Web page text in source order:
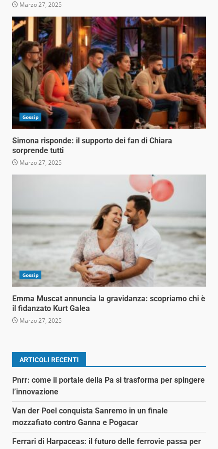
Marzo 27, 2025
Gossip
Simona risponde: il supporto dei fan di Chiara
sorprende tutti
Marzo 27, 2025
Gossip
Emma Muscat annuncia la gravidanza: scopriamo chi è
il fidanzato Kurt Galea
Marzo 27, 2025
ARTICOLI RECENTI
Pnrr: come il portale della Pa si trasforma per spingere
l’innovazione
Van der Poel conquista Sanremo in un finale
mozzafiato contro Ganna e Pogacar
Ferrari di Harpaceas: il futuro delle ferrovie passa per